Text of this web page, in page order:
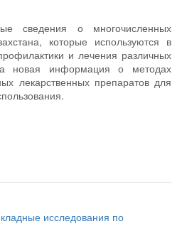
сведения о многочисленных
которые используются в
и лечения различных
новая информация о методах
лекарственных препаратов для
исследования по